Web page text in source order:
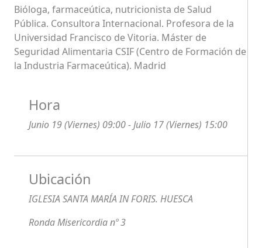
Bióloga, farmaceútica, nutricionista de Salud
Pública. Consultora Internacional. Profesora de la
Universidad Francisco de Vitoria. Máster de
Seguridad Alimentaria CSIF (Centro de Formación de
la Industria Farmaceútica). Madrid
Hora
Junio 19 (Viernes) 09:00 - Julio 17 (Viernes) 15:00
Ubicación
IGLESIA SANTA MARÍA IN FORIS. HUESCA
Ronda Misericordia nº 3